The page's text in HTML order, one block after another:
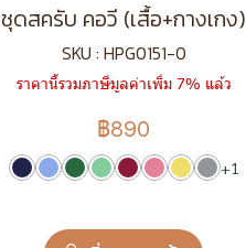
ชุดสครับ คอวี (เสื้อ+กางเกง)
SKU : HPG0151-0
ราคานี้รวมภาษีมูลค่าเพิ่ม 7% แล้ว
฿890
+1